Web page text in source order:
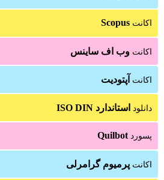
اکانت Scopus
اکانت وب اف ساینس
اکانت آپتودیت
دانلود استاندارد ISO DIN
پسورد Quilbot
اکانت پرمیوم گرامرلی